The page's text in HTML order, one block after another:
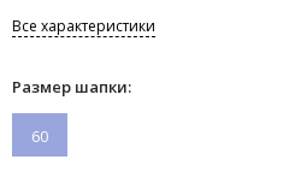
Все характеристики
Размер шапки:
60